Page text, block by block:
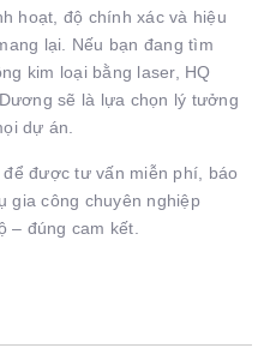
hoạt, độ chính xác và hiệu
lại. Nếu bạn đang tìm
kim loại bằng laser, HQ
sẽ là lựa chọn lý tưởng
dự án.
được tư vấn miễn phí, báo
gia công chuyên nghiệp
– đúng cam kết.